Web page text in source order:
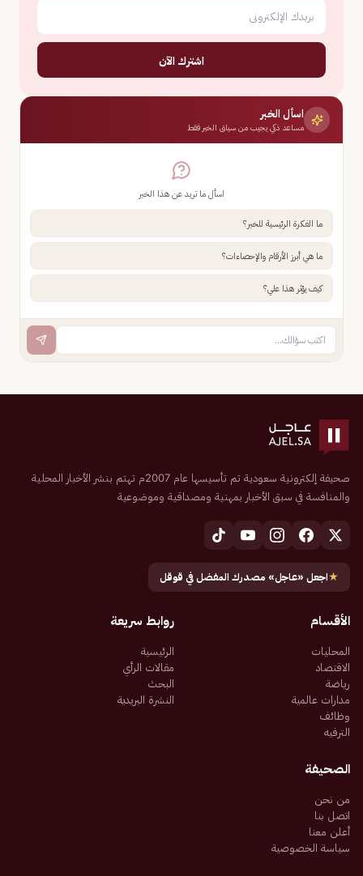
اشترك الآن
اسأل الخبر
مساعد ذكي يجيب من سياق الخبر فقط
اسأل ما تريد عن هذا الخبر
ما الفكرة الرئيسية للخبر؟
ما هي أبرز الأرقام والإحصاءات؟
كيف يؤثر هذا علي؟
صحيفة إلكترونية سعودية تم تأسيسها عام 2007م تهتم بنشر الأخبار المحلية
والمنافسة في سبق الأخبار بمهنية ومصداقية وموضوعية
★اجعل «عاجل» مصدرك المفضل في قوقل
الأقسام
المحليات
الاقتصاد
رياضة
مدارات عالمية
وظائف
الترفيه
روابط سريعة
الرئيسية
مقالات الرأي
البحث
النشرة البريدية
الصحيفة
من نحن
اتصل بنا
أعلن معنا
سياسة الخصوصية